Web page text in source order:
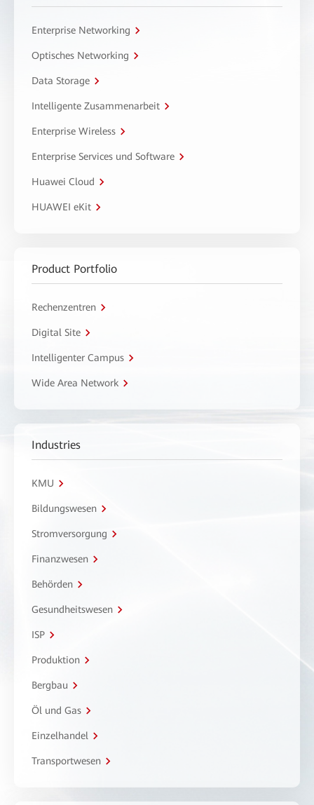
Enterprise Networking
Optisches Networking
Data Storage
Intelligente Zusammenarbeit
Enterprise Wireless
Enterprise Services und Software
Huawei Cloud
HUAWEI eKit
Product Portfolio
Rechenzentren
Digital Site
Intelligenter Campus
Wide Area Network
Industries
KMU
Bildungswesen
Stromversorgung
Finanzwesen
Behörden
Gesundheitswesen
ISP
Produktion
Bergbau
Öl und Gas
Einzelhandel
Transportwesen